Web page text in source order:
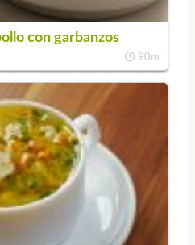
con garbanzos
90m